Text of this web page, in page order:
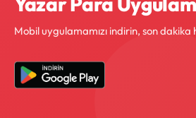
Mobil uygulamamızı indirin, son